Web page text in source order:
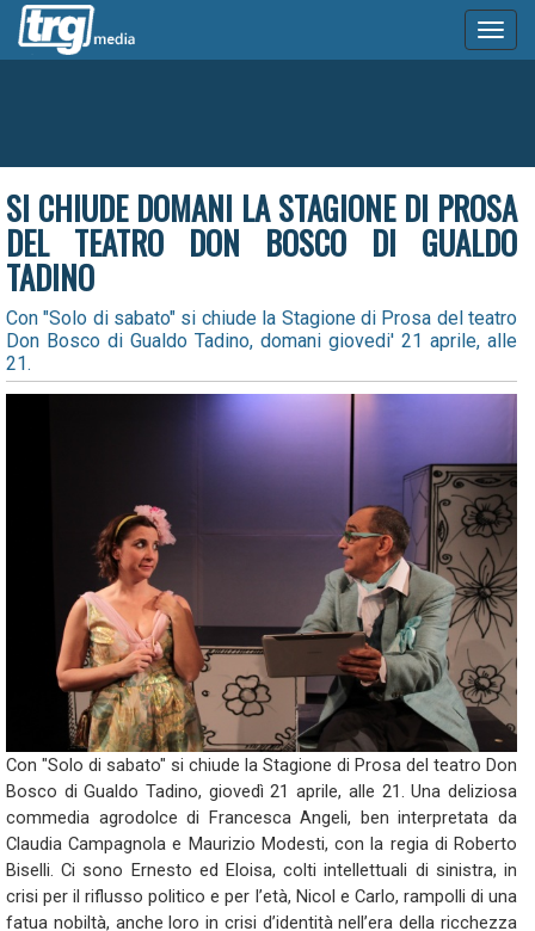
SI CHIUDE DOMANI LA STAGIONE DI PROSA
DEL TEATRO DON BOSCO DI GUALDO
TADINO
Con "Solo di sabato" si chiude la Stagione di Prosa del teatro
Don Bosco di Gualdo Tadino, domani giovedi' 21 aprile, alle
21.
Con "Solo di sabato" si chiude la Stagione di Prosa del teatro Don
Bosco di Gualdo Tadino, giovedì 21 aprile, alle 21. Una deliziosa
commedia agrodolce di Francesca Angeli, ben interpretata da
Claudia Campagnola e Maurizio Modesti, con la regia di Roberto
Biselli. Ci sono Ernesto ed Eloisa, colti intellettuali di sinistra, in
crisi per il riflusso politico e per l’età, Nicol e Carlo, rampolli di una
fatua nobiltà, anche loro in crisi d’identità nell’era della ricchezza